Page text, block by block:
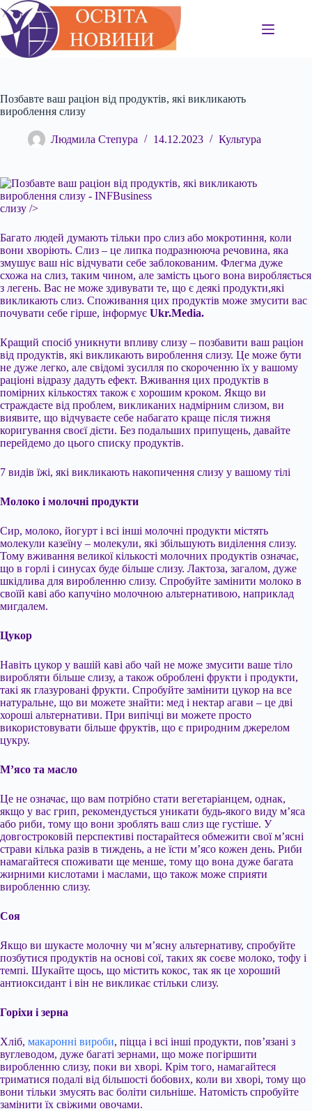
Перейти
до
вмісту
Позбавте ваш раціон від продуктів, які викликають
вироблення слизу
Людмила Степура 14.12.2023 Культура
слизу />
Багато людей думають тільки про слиз або мокротиння, коли
вони хворіють. Слиз – це липка подразнююча речовина, яка
змушує ваш ніс відчувати себе заблокованим. Флегма дуже
схожа на слиз, таким чином, але замість цього вона виробляється
з легень. Вас не може здивувати те, що є деякі продукти,які
викликають слиз. Споживання цих продуктів може змусити вас
почувати себе гірше, інформує Ukr.Media.
Кращий спосіб уникнути впливу слизу – позбавити ваш раціон
від продуктів, які викликають вироблення слизу. Це може бути
не дуже легко, але свідомі зусилля по скороченню їх у вашому
раціоні відразу дадуть ефект. Вживання цих продуктів в
помірних кількостях також є хорошим кроком. Якщо ви
страждаєте від проблем, викликаних надмірним слизом, ви
виявите, що відчуваєте себе набагато краще після тижня
коригування своєї дієти. Без подальших припущень, давайте
перейдемо до цього списку продуктів.
7 видів їжі, які викликають накопичення слизу у вашому тілі
Молоко і молочні продукти
Сир, молоко, йогурт і всі інші молочні продукти містять
молекули казеїну – молекули, які збільшують виділення слизу.
Тому вживання великої кількості молочних продуктів означає,
що в горлі і синусах буде більше слизу. Лактоза, загалом, дуже
шкідлива для виробленню слизу. Спробуйте замінити молоко в
своїй каві або капучіно молочною альтернативою, наприклад
мигдалем.
Цукор
Навіть цукор у вашій каві або чай не може змусити ваше тіло
виробляти більше слизу, а також оброблені фрукти і продукти,
такі як глазуровані фрукти. Спробуйте замінити цукор на все
натуральне, що ви можете знайти: мед і нектар агави – це дві
хороші альтернативи. При випічці ви можете просто
використовувати більше фруктів, що є природним джерелом
цукру.
М’ясо та масло
Це не означає, що вам потрібно стати вегетаріанцем, однак,
якщо у вас грип, рекомендується уникати будь-якого виду м’яса
або риби, тому що вони зроблять ваш слиз ще густіше. У
довгостроковій перспективі постарайтеся обмежити свої м’ясні
страви кілька разів в тиждень, а не їсти м’ясо кожен день. Риби
намагайтеся споживати ще менше, тому що вона дуже багата
жирними кислотами і маслами, що також може сприяти
виробленню слизу.
Соя
Якщо ви шукаєте молочну чи м’ясну альтернативу, спробуйте
позбутися продуктів на основі сої, таких як соєве молоко, тофу і
темпі. Шукайте щось, що містить кокос, так як це хороший
антиоксидант і він не викликає стільки слизу.
Горіхи і зерна
Хліб, макаронні вироби, піцца і всі інші продукти, пов’язані з
вуглеводом, дуже багаті зернами, що може погіршити
виробленню слизу, поки ви хворі. Крім того, намагайтеся
триматися подалі від більшості бобових, коли ви хворі, тому що
вони тільки змусять вас боліти сильніше. Натомість спробуйте
замінити їх свіжими овочами.